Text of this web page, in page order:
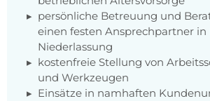
persönliche Betreuung und
einen festen Ansprechpartner in
Niederlassung
kostenfreie Stellung von
und Werkzeugen
Einsätze in namhaften